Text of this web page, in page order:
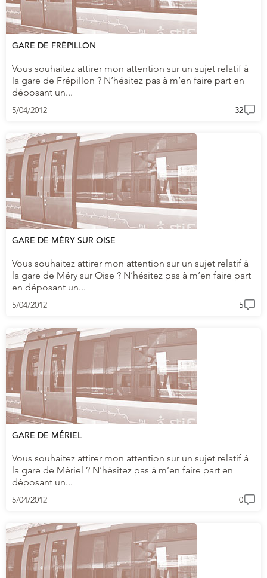
GARE DE FRÉPILLON
Vous souhaitez attirer mon attention sur un sujet relatif à
la gare de Frépillon ? N’hésitez pas à m’en faire part en
déposant un...
5/04/2012 32
GARE DE MÉRY SUR OISE
Vous souhaitez attirer mon attention sur un sujet relatif à
la gare de Méry sur Oise ? N’hésitez pas à m’en faire part
en déposant un...
5/04/2012 5
GARE DE MÉRIEL
Vous souhaitez attirer mon attention sur un sujet relatif à
la gare de Mériel ? N’hésitez pas à m’en faire part en
déposant un...
5/04/2012 0